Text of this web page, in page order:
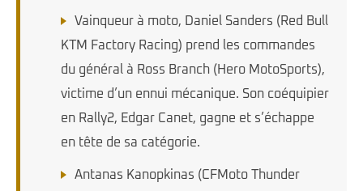
Vainqueur à moto, Daniel Sanders (Red Bull
KTM Factory Racing) prend les commandes
du général à Ross Branch (Hero MotoSports),
victime d’un ennui mécanique. Son coéquipier
en Rally2, Edgar Canet, gagne et s’échappe
en tête de sa catégorie.
Antanas Kanopkinas (CFMoto Thunder